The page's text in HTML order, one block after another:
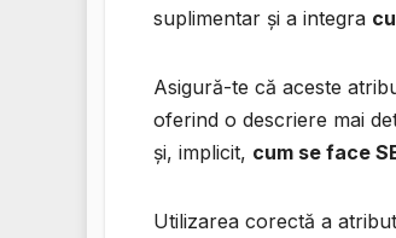
suplimentar și a integra
Asigură-te că aceste
oferind o descriere mai
și, implicit, cum se face
Utilizarea corectă a